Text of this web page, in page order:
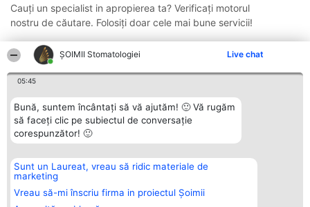
ȘOIMII Stomatologiei Live chat
05:45
Bună, suntem încântați să vă ajutăm! 🙂 Vă rugăm
să faceți clic pe subiectul de conversație
corespunzător! 🙂
Sunt un Laureat, vreau să ridic materiale de
marketing
Vreau să-mi înscriu firma in proiectul Șoimii
Cauți un specialist in apropierea ta? Verificați motorul
nostru de căutare. Folosiți doar cele mai bune servicii!
Organizator Ranking
BRIGHT SOLUTIONS BR SRL
Aleea Timisul De Sus 2 Bl. A30
Sc. A Et. 4 Ap. 13 Cod 061952
Plebiscyt
Lista Tuturor
Laureaților
Contact